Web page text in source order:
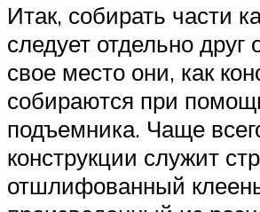
Итак, собирать части
следует отдельно друг
свое место они, как
собираются при
подъемника. Чаще
конструкции служит
отшлифованный